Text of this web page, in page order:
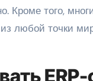
Кроме того,
любой точки